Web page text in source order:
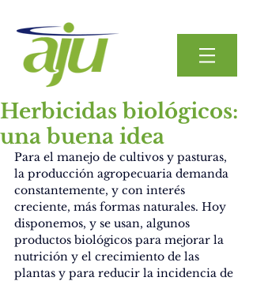
Herbicidas biológicos:
una buena idea
Para el manejo de cultivos y pasturas,
la producción agropecuaria demanda
constantemente, y con interés
creciente, más formas naturales. Hoy
disponemos, y se usan, algunos
productos biológicos para mejorar la
nutrición y el crecimiento de las
plantas y para reducir la incidencia de